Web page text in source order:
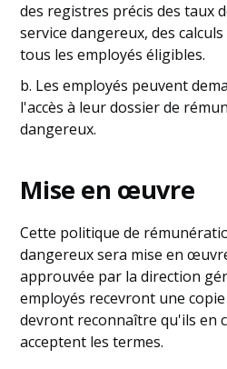
des registres précis des taux
service dangereux, des
tous les employés éligibles.
b. Les employés peuvent
l'accès à leur dossier de
dangereux.
Mise en œuvre
Cette politique de
dangereux sera mise en
approuvée par la direction
employés recevront une
devront reconnaître qu'ils en
acceptent les termes.